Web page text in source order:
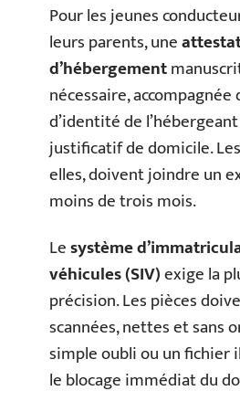
Pour les jeunes
leurs parents, une
d’hébergement
nécessaire, accompagnée
d’identité de
justificatif de domicile.
elles, doivent joindre un
moins de trois mois.
Lesystème
véhicules (SIV)exige la
précision. Les pièces
scannées, nettes et sans
simple oubli ou un fichier
le blocage immédiat du